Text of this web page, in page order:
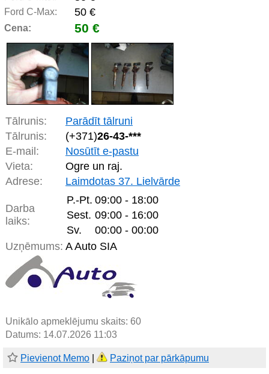
Ford C-Max: 50 €
Cena: 50 €
Tālrunis:
Parādīt tālruni
Tālrunis:
(+371)26-43-***
E-mail:
Nosūtīt e-pastu
Vieta:
Ogre un raj.
Adrese:
Laimdotas 37. Lielvārde
Darba
laiks:
P.-Pt. 09:00 - 18:00
Sest. 09:00 - 16:00
Sv.
00:00 - 00:00
Uzņēmums: A Auto SIA
Unikālo apmeklējumu skaits: 60
Datums: 14.07.2026 11:03
Pievienot Memo Paziņot par pārkāpumu